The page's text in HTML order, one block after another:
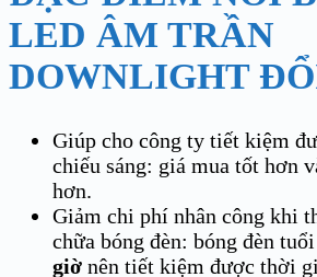
LED ÂM TRẦN
DOWNLIGHT
Giúp cho công ty tiết kiệm
chiếu sáng: giá mua tốt hơn
hơn.
Giảm chi phí nhân công khi
chữa bóng đèn: bóng đèn
giờ nên tiết kiệm được thời